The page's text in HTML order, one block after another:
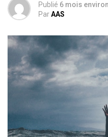
Publié 6 mois environ
ParAAS